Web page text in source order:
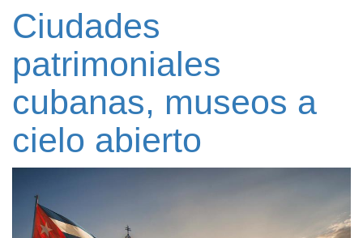
Ciudades
patrimoniales
cubanas, museos a
cielo abierto